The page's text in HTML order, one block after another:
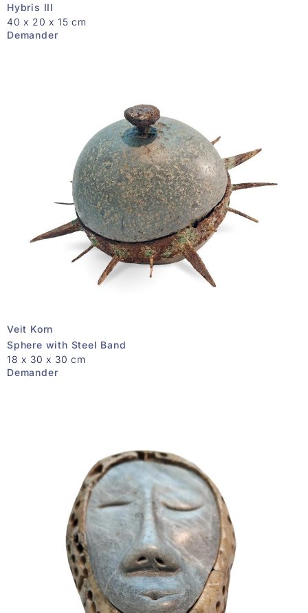
Hybris III
40 x 20 x 15 cm
Demander
Veit Korn
Sphere with Steel Band
18 x 30 x 30 cm
Demander